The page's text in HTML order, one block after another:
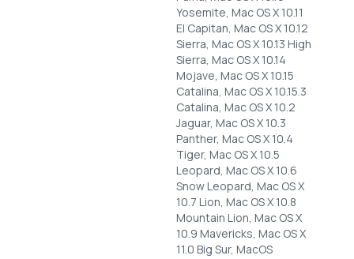
Yosemite, Mac OS X 10.11
El Capitan, Mac OS X 10.12
Sierra, Mac OS X 10.13 High
Sierra, Mac OS X 10.14
Mojave, Mac OS X 10.15
Catalina, Mac OS X 10.15.3
Catalina, Mac OS X 10.2
Jaguar, Mac OS X 10.3
Panther, Mac OS X 10.4
Tiger, Mac OS X 10.5
Leopard, Mac OS X 10.6
Snow Leopard, Mac OS X
10.7 Lion, Mac OS X 10.8
Mountain Lion, Mac OS X
10.9 Mavericks, Mac OS X
11.0 Big Sur, MacOS